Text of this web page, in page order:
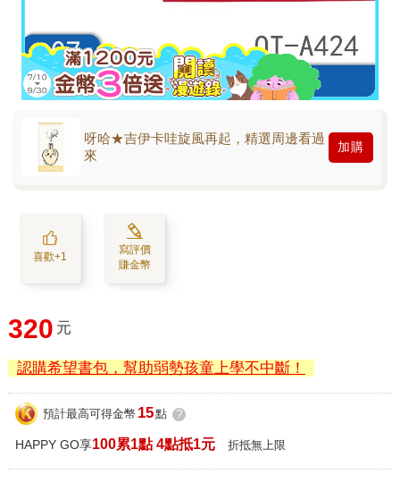
呀哈★吉伊卡哇旋風再起，精選周邊看過
來
加購
喜歡+1
寫評價
賺金幣
320 元
認購希望書包，幫助弱勢孩童上學不中斷！
預計最高可得金幣 15點 ?
HAPPY GO享100累1點 4點抵1元 折抵無上限